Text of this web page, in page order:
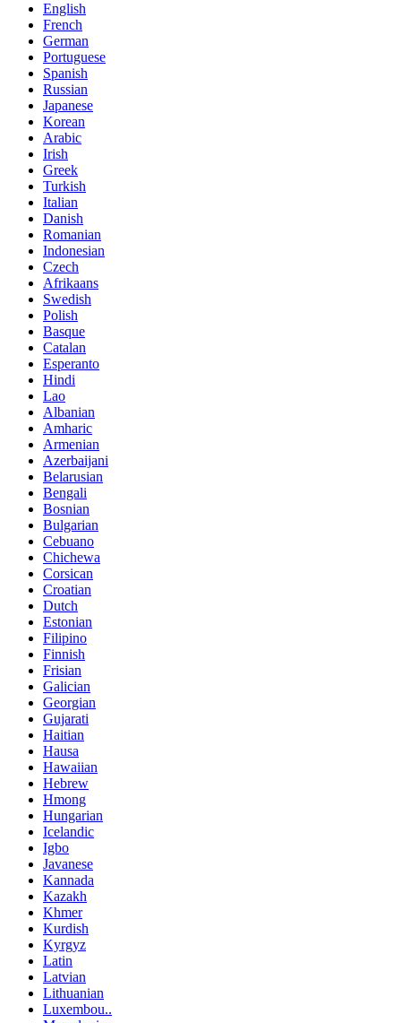
English
French
German
Portuguese
Spanish
Russian
Japanese
Korean
Arabic
Irish
Greek
Turkish
Italian
Danish
Romanian
Indonesian
Czech
Afrikaans
Swedish
Polish
Basque
Catalan
Esperanto
Hindi
Lao
Albanian
Amharic
Armenian
Azerbaijani
Belarusian
Bengali
Bosnian
Bulgarian
Cebuano
Chichewa
Corsican
Croatian
Dutch
Estonian
Filipino
Finnish
Frisian
Galician
Georgian
Gujarati
Haitian
Hausa
Hawaiian
Hebrew
Hmong
Hungarian
Icelandic
Igbo
Javanese
Kannada
Kazakh
Khmer
Kurdish
Kyrgyz
Latin
Latvian
Lithuanian
Luxembou..